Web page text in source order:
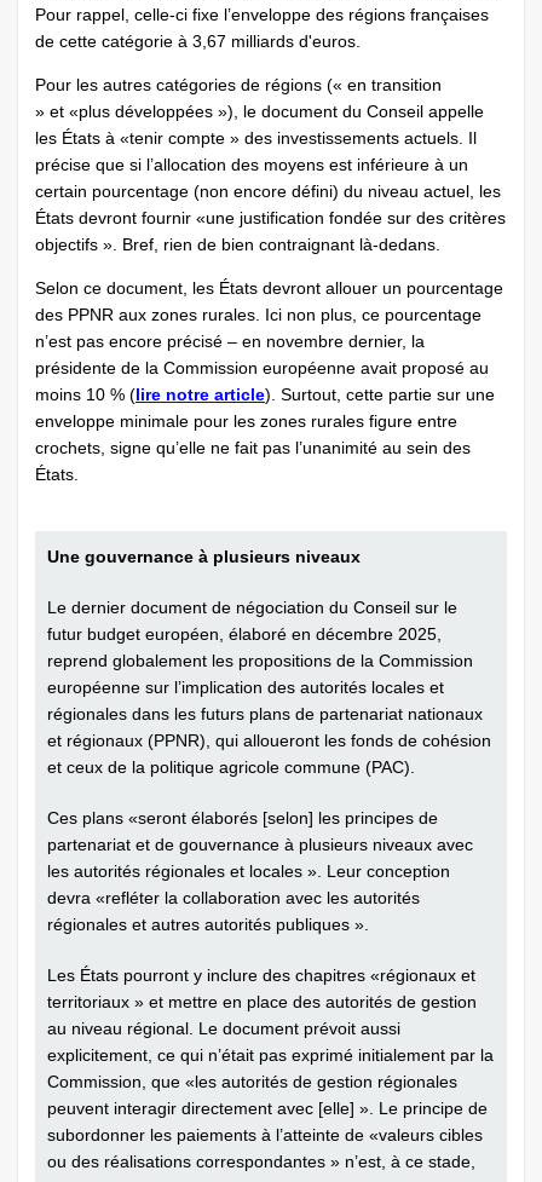
Pour rappel, celle-ci fixe l’enveloppe des régions françaises
de cette catégorie à 3,67 milliards d'euros.
Pour les autres catégories de régions (« en transition
» et «plus développées »), le document du Conseil appelle
les États à «tenir compte » des investissements actuels. Il
précise que si l’allocation des moyens est inférieure à un
certain pourcentage (non encore défini) du niveau actuel, les
États devront fournir «une justification fondée sur des critères
objectifs ». Bref, rien de bien contraignant là-dedans.
Selon ce document, les États devront allouer un pourcentage
des PPNR aux zones rurales. Ici non plus, ce pourcentage
n’est pas encore précisé – en novembre dernier, la
présidente de la Commission européenne avait proposé au
moins 10 % (lire notre article). Surtout, cette partie sur une
enveloppe minimale pour les zones rurales figure entre
crochets, signe qu’elle ne fait pas l’unanimité au sein des
États.
Une gouvernance à plusieurs niveaux
Le dernier document de négociation du Conseil sur le
futur budget européen, élaboré en décembre 2025,
reprend globalement les propositions de la Commission
européenne sur l’implication des autorités locales et
régionales dans les futurs plans de partenariat nationaux
et régionaux (PPNR), qui alloueront les fonds de cohésion
et ceux de la politique agricole commune (PAC).
Ces plans «seront élaborés [selon] les principes de
partenariat et de gouvernance à plusieurs niveaux avec
les autorités régionales et locales ». Leur conception
devra «refléter la collaboration avec les autorités
régionales et autres autorités publiques ».
Les États pourront y inclure des chapitres «régionaux et
territoriaux » et mettre en place des autorités de gestion
au niveau régional. Le document prévoit aussi
explicitement, ce qui n’était pas exprimé initialement par la
Commission, que «les autorités de gestion régionales
peuvent interagir directement avec [elle] ». Le principe de
subordonner les paiements à l’atteinte de «valeurs cibles
ou des réalisations correspondantes » n’est, à ce stade,